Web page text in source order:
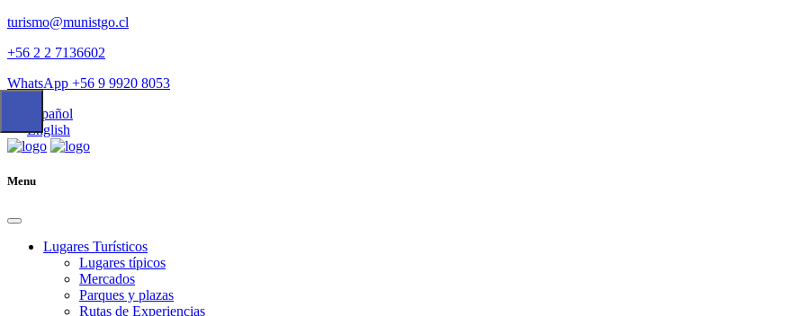
turismo@munistgo.cl
+56 2 2 7136602
WhatsApp +56 9 9920 8053
Español
English
Menu
Lugares Turísticos
Lugares tí­picos
Mercados
Parques y plazas
Rutas de Experiencias